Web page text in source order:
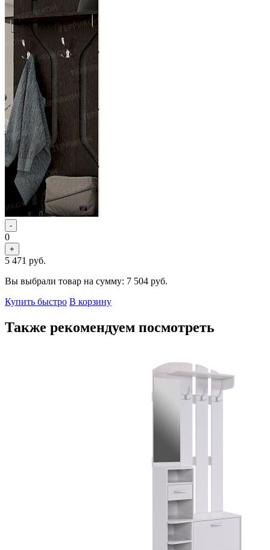
-
0
+
5 471 руб.
Вы выбрали товар на сумму: 7 504 руб.
Купить быстро В корзину
Также рекомендуем посмотреть